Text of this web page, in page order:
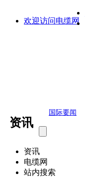
欢迎访问电缆网
资讯
国际要闻
资讯
电缆网
站内搜索